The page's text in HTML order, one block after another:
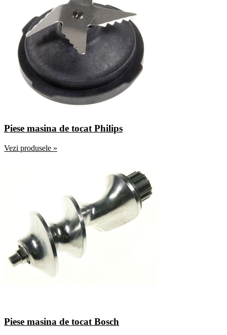
Piese masina de tocat Philips
Vezi produsele »
Piese masina de tocat Bosch